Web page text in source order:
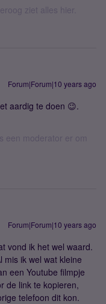
ziet alles hier.
Forum|Forum|10 years ago
aardig te doen 😉.
een moderator er om
Forum|Forum|10 years ago
vond ik het wel waard.
mis ik wel wat kleine
een Youtube filmpje
de link te kopieren,
telefoon dit kon.